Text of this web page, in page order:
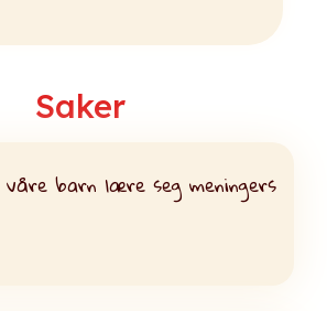
Saker
våre barn lære seg meningers